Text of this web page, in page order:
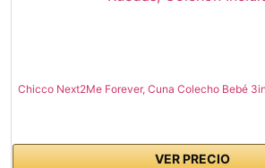
Chicco Next2Me Forever, Cuna Colecho Bebé
VER PRECIO